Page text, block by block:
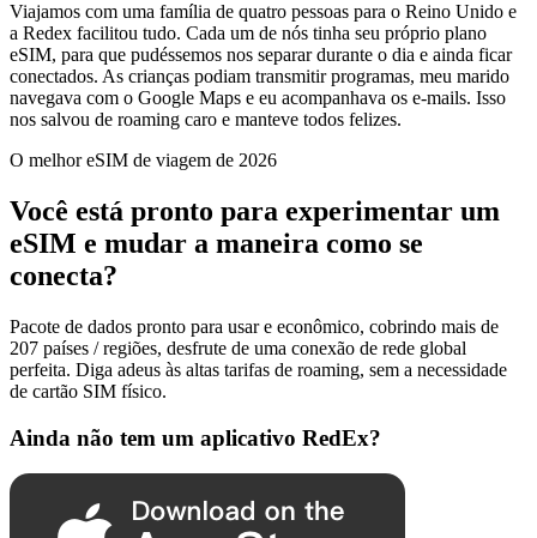
Viajamos com uma família de quatro pessoas para o Reino Unido e
a Redex facilitou tudo. Cada um de nós tinha seu próprio plano
eSIM, para que pudéssemos nos separar durante o dia e ainda ficar
conectados. As crianças podiam transmitir programas, meu marido
navegava com o Google Maps e eu acompanhava os e-mails. Isso
nos salvou de roaming caro e manteve todos felizes.
O melhor eSIM de viagem de 2026
Você está pronto para experimentar um
eSIM e mudar a maneira como se
conecta?
Pacote de dados pronto para usar e econômico, cobrindo mais de
207 países / regiões, desfrute de uma conexão de rede global
perfeita. Diga adeus às altas tarifas de roaming, sem a necessidade
de cartão SIM físico.
Ainda não tem um aplicativo RedEx?